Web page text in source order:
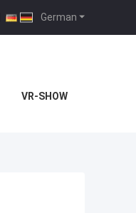
German
VR-SHOW